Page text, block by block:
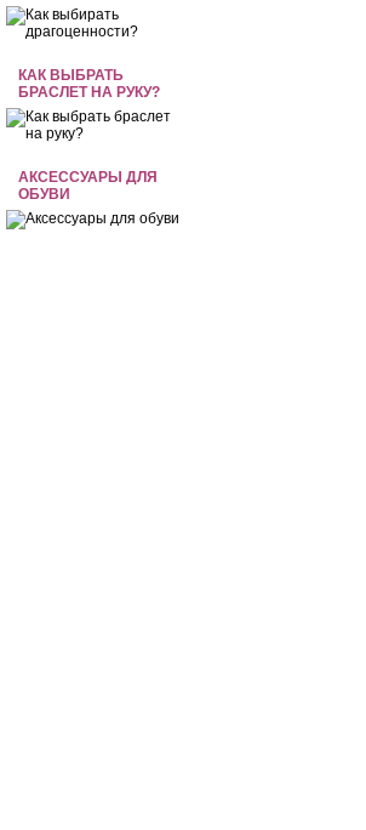
КАК ВЫБРАТЬ
БРАСЛЕТ НА РУКУ?
АКСЕССУАРЫ ДЛЯ
ОБУВИ